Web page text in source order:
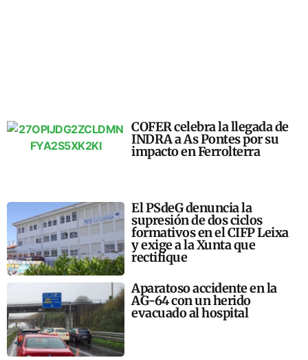
COFER celebra la llegada de
INDRA a As Pontes por su
impacto en Ferrolterra
El PSdeG denuncia la
supresión de dos ciclos
formativos en el CIFP Leixa
y exige a la Xunta que
rectifique
Aparatoso accidente en la
AG-64 con un herido
evacuado al hospital